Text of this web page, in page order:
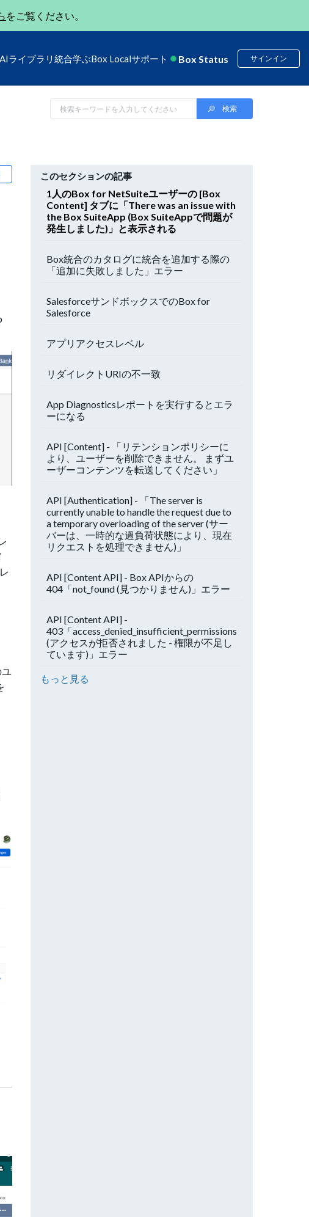
をご覧ください。
AIライブラリ 統合学ぶBox Localサポート Box Status サインイン
このセクションの記事
1人のBox for NetSuiteユーザーの [Box
Content] タブに「There was an issue with
the Box SuiteApp (Box SuiteAppで問題が
発生しました)」と表示される
Box統合のカタログに統合を追加する際の
「追加に失敗しました」エラー
SalesforceサンドボックスでのBox for
Salesforce
アプリアクセスレベル
リダイレクトURIの不一致
App Diagnosticsレポートを実行するとエラ
ーになる
API [Content] - 「リテンションポリシーに
より、ユーザーを削除できません。 まずユ
ーザーコンテンツを転送してください」
API [Authentication] - 「The server is
currently unable to handle the request due to
a temporary overloading of the server (サー
バーは、一時的な過負荷状態により、現在
リクエストを処理できません)」
API [Content API] - Box APIからの
404「not_found (見つかりません)」エラー
API [Content API] -
403「access_denied_insufficient_permissions
(アクセスが拒否されました - 権限が不足し
ています)」エラー
もっと見る